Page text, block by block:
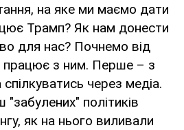
на яке ми маємо дати
Трамп? Як нам донести
для нас? Почнемо від
працює з ним. Перше – з
через медіа.
"забулених" політиків
як на нього виливали